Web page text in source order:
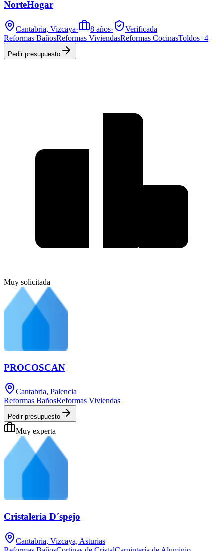
NorteHogar
Cantabria, Vizcaya· 8 años·
Verificada
Reformas BañosReformas ViviendasReformas CocinasToldos+4
Pedir presupuesto
Muy solicitada
PROCOSCAN
Cantabria, Palencia
Reformas BañosReformas Viviendas
Pedir presupuesto
Muy experta
Cristalería D´spejo
Cantabria, Vizcaya, Asturias